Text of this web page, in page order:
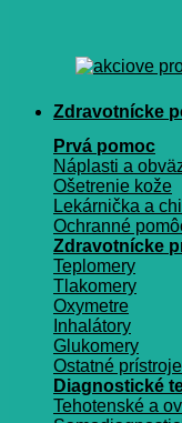
Zdravotnícke
Prvá pomoc
Náplasti a
Ošetrenie kože
Lekárnička a
Ochranné
Zdravotnícke
Teplomery
Tlakomery
Oxymetre
Inhalátory
Glukomery
Ostatné
Diagnostické
Tehotenské a